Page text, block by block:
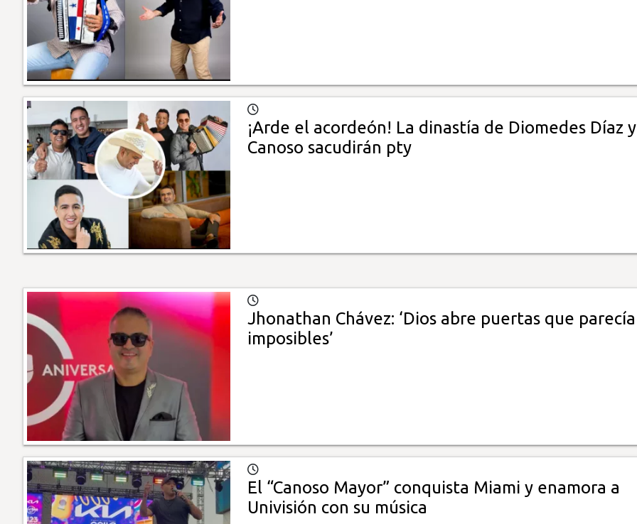
¡Arde el acordeón! La dinastía de Diomedes Díaz
Canoso sacudirán pty
Jhonathan Chávez: ‘Dios abre puertas que
imposibles’
El “Canoso Mayor” conquista Miami y enamora a
Univisión con su música